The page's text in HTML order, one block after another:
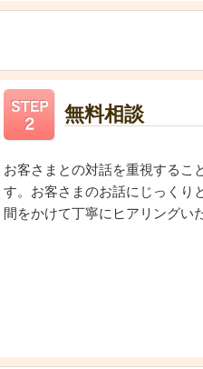
無料相談
お客さまとの対話を重視するこ
す。お客さまのお話にじっくり
間をかけて丁寧にヒアリングい